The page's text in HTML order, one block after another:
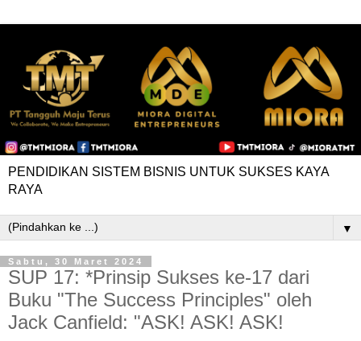
PENDIDIKAN SISTEM BISNIS UNTUK SUKSES KAYA
RAYA
▼
Sabtu, 30 Maret 2024
SUP 17: *Prinsip Sukses ke-17 dari
Buku "The Success Principles" oleh
Jack Canfield: "ASK! ASK! ASK!